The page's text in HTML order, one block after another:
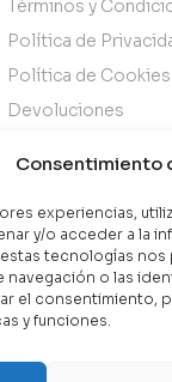
Consentimiento
experiencias,
y/o acceder a la
tecnologías
o las
el consentimiento,
y funciones.
Términos y
Política de
Política de Cookies
Devoluciones